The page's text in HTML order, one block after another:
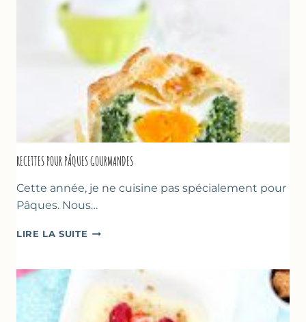
RECETTES POUR PÂQUES GOURMANDES
Cette année, je ne cuisine pas spécialement pour
Pâques. Nous…
LIRE LA SUITE RECETTES
GOURMANDES